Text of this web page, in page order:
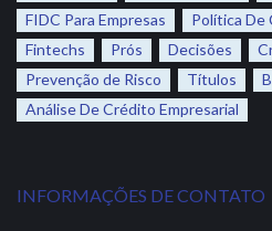
FIDC Para Empresas
Política De
Fintechs
Prós Decisões
Prevenção de Risco
Títulos
Análise De Crédito Empresarial
INFORMAÇÕES DE CONTATO